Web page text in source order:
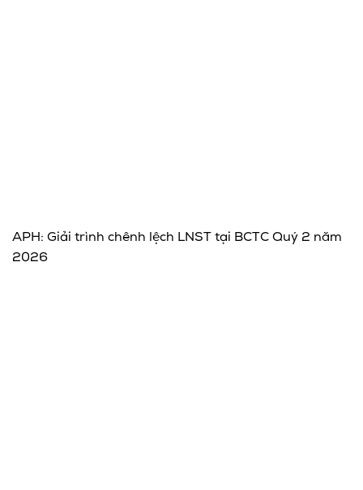
APH: Giải trình chênh lệch LNST tại BCTC Quý 2 năm
2026